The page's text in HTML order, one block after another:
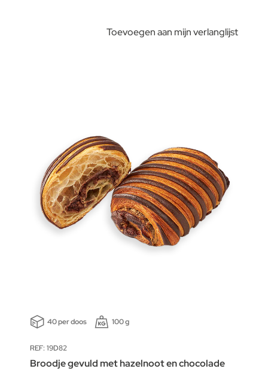
Toevoegen aan mijn verlanglijst
40 per doos 100 g
REF: 19D82
Broodje gevuld met hazelnoot en chocolade